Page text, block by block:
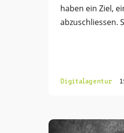
haben ein Ziel,
abzuschliessen.
Digitalagentur